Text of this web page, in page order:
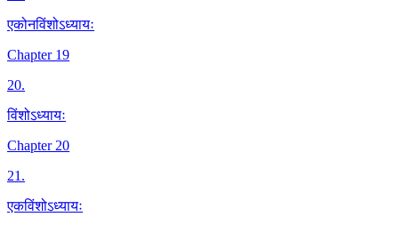
एकोनविंशोऽध्यायः
Chapter 19
20.
विंशोऽध्यायः
Chapter 20
21.
एकविंशोऽध्यायः